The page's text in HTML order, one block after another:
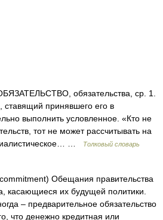
обязательства, ср. 1.
принявшего его в
выполнить условленное. «Кто не
тот не может рассчитывать на
…
Толковый словарь
Обещания правительства
касающиеся их будущей политики.
– предварительное обязательство
что денежно кредитная или